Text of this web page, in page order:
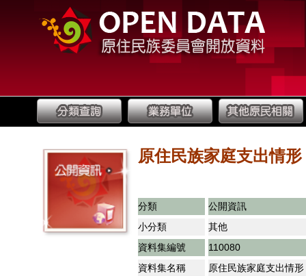
原住民族家庭支出情形
分類
公開資訊
小分類
其他
資料集編號
110080
資料集名稱
原住民族家庭支出情形